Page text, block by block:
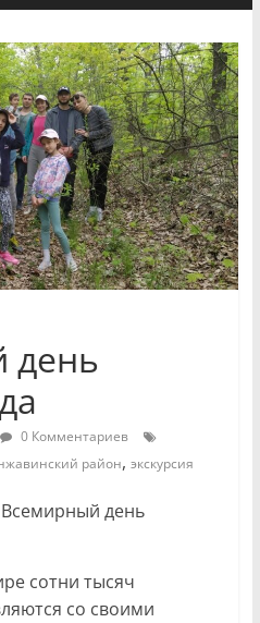
«Сохраним
Воронинского
родились крапчатые
день
0 Комментариев
район, экскурсия
день
сотни тысяч
со своими